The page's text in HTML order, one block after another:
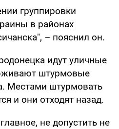
группировки
в районах
– пояснил он.
идут уличные
штурмовые
Местами штурмовать
и они отходят назад.
не допустить не